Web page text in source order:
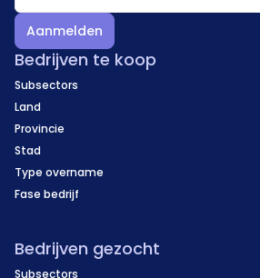
Aanmelden
Bedrijven te koop
Subsectors
Land
Provincie
Stad
Type overname
Fase bedrijf
Bedrijven gezocht
Subsectors